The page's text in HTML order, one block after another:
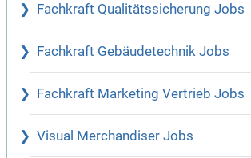
Fachkraft Qualitätssicherung Jobs
Fachkraft Gebäudetechnik Jobs
Fachkraft Marketing Vertrieb Jobs
Visual Merchandiser Jobs